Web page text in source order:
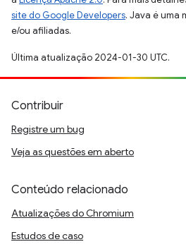
site do Google Developers. Java é uma
e/ou afiliadas.
Última atualização 2024-01-30 UTC.
Contribuir
Registre um bug
Veja as questões em aberto
Conteúdo relacionado
Atualizações do Chromium
Estudos de caso